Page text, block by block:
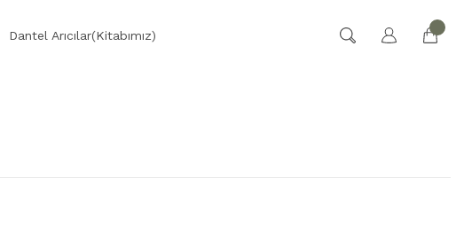
Dantel Arıcılar(Kitabımız)